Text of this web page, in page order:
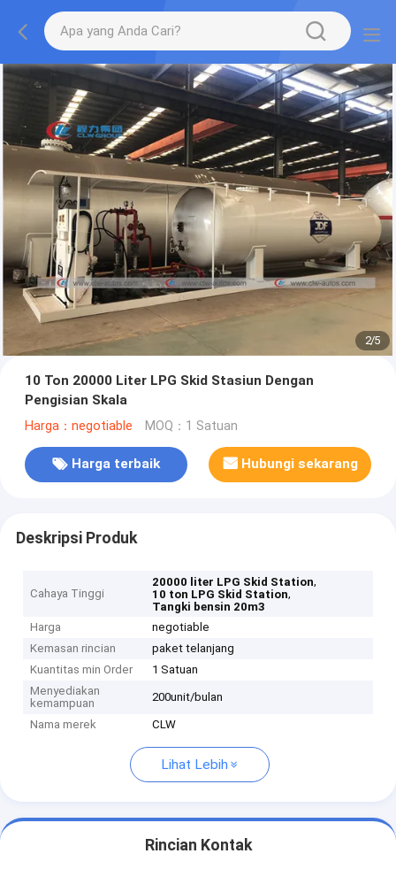
2/5
10 Ton 20000 Liter LPG Skid Stasiun Dengan
Pengisian Skala
Harga：negotiable MOQ：1 Satuan
Harga terbaik Hubungi sekarang
Deskripsi Produk
Cahaya Tinggi
20000 liter LPG Skid Station,
10 ton LPG Skid Station,
Tangki bensin 20m3
Harga
negotiable
Kemasan rincian
paket telanjang
Kuantitas min Order
1 Satuan
Menyediakan
kemampuan
200unit/bulan
Nama merek CLW
Lihat Lebih
Rincian Kontak